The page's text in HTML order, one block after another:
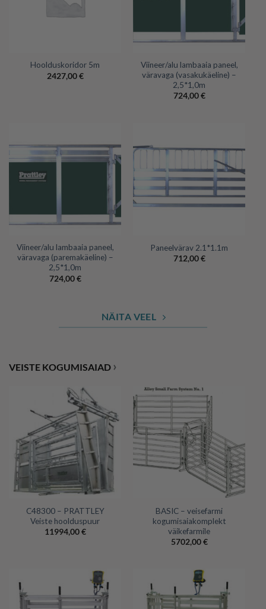
Hoolduskoridor 5m
2427,00€
Viineer/alu lambaaia paneel,
väravaga (vasakukäeline) –
2,5*1,0m
724,00€
Viineer/alu lambaaia paneel,
väravaga (paremakäeline) –
2,5*1,0m
724,00€
Paneelvärav 2.1*1.1m
712,00€
NÄITA VEEL
VEISTE KOGUMISAIAD ›
C48300 – PRATTLEY
Veiste hoolduspuur
11994,00€
BASIC – veisefarmi
kogumisaiakomplekt
väikefarmile
5702,00€